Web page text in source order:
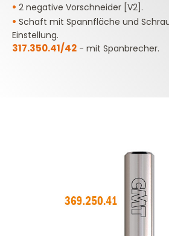
•2 negative Vorschneider [V2].
•Schaft mit Spannfläche und
Einstellung.
317.350.41/42 - mit Spanbrecher.